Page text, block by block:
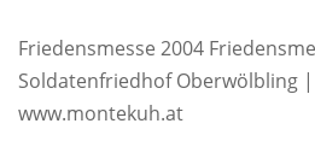
Friedensmesse 2004
Soldatenfriedhof Oberwölbling
www.montekuh.at